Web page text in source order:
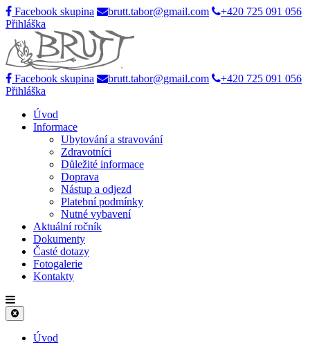
Facebook skupina brutt.tabor@gmail.com
+420 725 091 056
Přihláška
Facebook skupina brutt.tabor@gmail.com
+420 725 091 056
Přihláška
Úvod
Informace
Ubytování a stravování
Zdravotníci
Důležité informace
Doprava
Nástup a odjezd
Platební podmínky
Nutné vybavení
Aktuální ročník
Dokumenty
Časté dotazy
Fotogalerie
Kontakty
Úvod